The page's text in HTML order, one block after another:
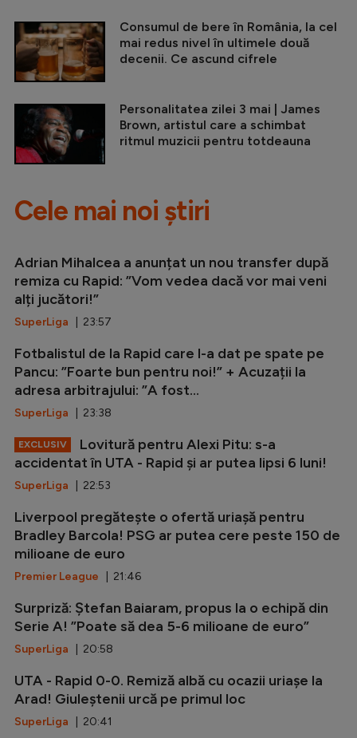
Consumul de bere în România, la cel
mai redus nivel în ultimele două
decenii. Ce ascund cifrele
Personalitatea zilei 3 mai | James
Brown, artistul care a schimbat
ritmul muzicii pentru totdeauna
Cele mai noi știri
Adrian Mihalcea a anunțat un nou transfer după
remiza cu Rapid: ”Vom vedea dacă vor mai veni
alți jucători!”
SuperLiga | 23:57
Fotbalistul de la Rapid care l-a dat pe spate pe
Pancu: ”Foarte bun pentru noi!” + Acuzații la
adresa arbitrajului: ”A fost...
SuperLiga | 23:38
EXCLUSIV
Lovitură pentru Alexi Pitu: s-a
accidentat în UTA - Rapid și ar putea lipsi 6 luni!
SuperLiga | 22:53
Liverpool pregătește o ofertă uriașă pentru
Bradley Barcola! PSG ar putea cere peste 150 de
milioane de euro
Premier League | 21:46
Surpriză: Ștefan Baiaram, propus la o echipă din
Serie A! ”Poate să dea 5-6 milioane de euro”
SuperLiga | 20:58
UTA - Rapid 0-0. Remiză albă cu ocazii uriașe la
Arad! Giuleștenii urcă pe primul loc
SuperLiga | 20:41